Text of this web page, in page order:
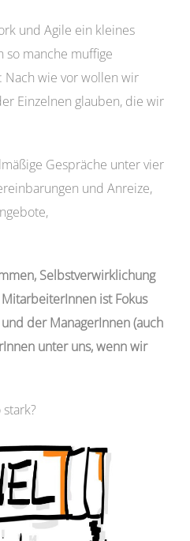
und Agile ein kleines
so manche muffige
Nach wie vor wollen wir
Einzelnen glauben, die wir
Gespräche unter vier
und Anreize,
Selbstverwirklichung
ist Fokus
der ManagerInnen (auch
unter uns, wenn wir